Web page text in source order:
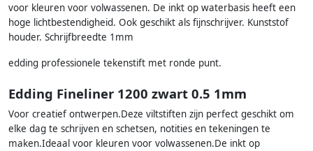
voor kleuren voor volwassenen. De inkt op waterbasis heeft een
hoge lichtbestendigheid. Ook geschikt als fijnschrijver. Kunststof
houder. Schrijfbreedte 1mm
edding professionele tekenstift met ronde punt.
Edding Fineliner 1200 zwart 0.5 1mm
Voor creatief ontwerpen.Deze viltstiften zijn perfect geschikt om
elke dag te schrijven en schetsen, notities en tekeningen te
maken.Ideaal voor kleuren voor volwassenen.De inkt op